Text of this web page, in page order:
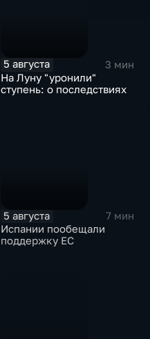
5 августа
3 мин
На Луну "уронили"
ступень: о последствиях
5 августа
7 мин
Испании пообещали
поддержку ЕС